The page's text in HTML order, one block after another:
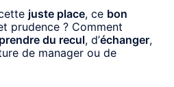
juste place, ce bon
prudence ? Comment
prendre du recul, d’échanger,
de manager ou de